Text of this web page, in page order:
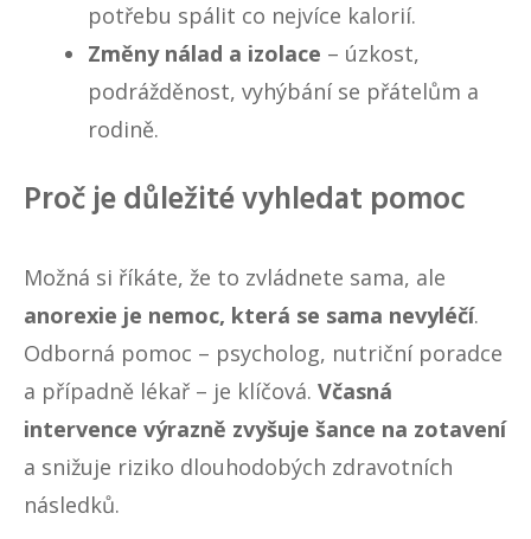
potřebu spálit co nejvíce kalorií.
Změny nálad a izolace – úzkost,
podrážděnost, vyhýbání se přátelům a
rodině.
Proč je důležité vyhledat pomoc
Možná si říkáte, že to zvládnete sama, ale
anorexie je nemoc, která se sama nevyléčí.
Odborná pomoc – psycholog, nutriční poradce
a případně lékař – je klíčová. Včasná
intervence výrazně zvyšuje šance na zotavení
a snižuje riziko dlouhodobých zdravotních
následků.